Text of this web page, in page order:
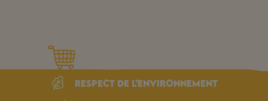
Respect de l’environnement